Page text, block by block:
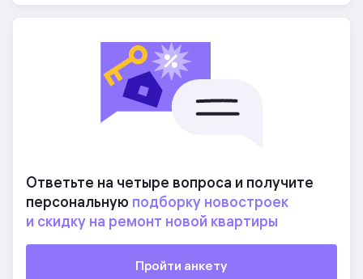
Ответьте на четыре вопроса и получите
персональную подборку новостроек
и скидку на ремонт новой квартиры
Пройти анкету